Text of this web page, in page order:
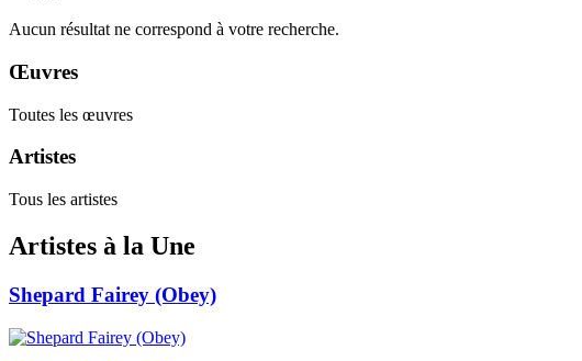
Aucun résultat ne correspond à votre recherche.
Œuvres
Toutes les œuvres
Artistes
Tous les artistes
Artistes à la Une
Shepard Fairey (Obey)